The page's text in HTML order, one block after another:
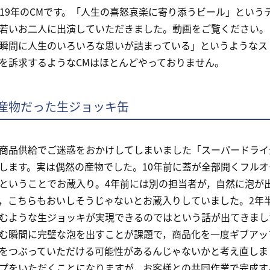
年のCMです。「人生の喜怒哀楽に寄り添うビール」とい
いお二人に出演していただきました。動画をご覧ください
間に人生のいろいろな思いが詰まっている」というような
訴求するようなCMはほとんどやっておりません。
物だった生ジョッキ缶
供給でご迷惑をおかけしてしまいました「スーパードラ
ます。実は偶然の産物でした。10年前に蓋が全部開くフル
いうことでお蔵入り。4年前には別の担当者が，自然に泡
こちらもおいしそうじゃないとお蔵入りしていました。2
ような生ジョッキが実現できるのではという話が出てきま
間に完璧な泡を出すことが課題で，商品化を一度ギブア
つぶっていただける可能性があるんじゃないかと考え直し